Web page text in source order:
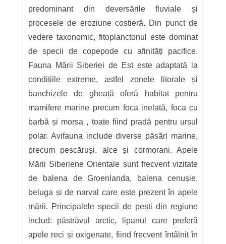
predominant din deversările fluviale și
procesele de eroziune costieră. Din punct de
vedere taxonomic, fitoplanctonul este dominat
de specii de copepode cu afinități pacifice.
Fauna Mării Siberiei de Est este adaptată la
condițiile extreme, astfel zonele litorale și
banchizele de gheață oferă habitat pentru
mamifere marine precum foca inelată, foca cu
barbă și morsa , toate fiind pradă pentru ursul
polar. Avifauna include diverse păsări marine,
precum pescăruși, alce și cormorani. Apele
Mării Siberiene Orientale sunt frecvent vizitate
de balena de Groenlanda, balena cenușie,
beluga și de narval care este prezent în apele
mării. Principalele specii de pești din regiune
includ: păstrăvul arctic, lipanul care preferă
apele reci și oxigenate, fiind frecvent întâlnit în